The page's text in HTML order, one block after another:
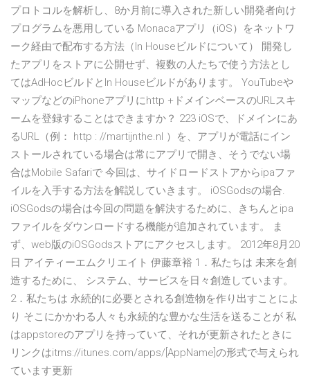
プロトコルを解析し、8か月前に導入された新しい開発者向け
プログラムを悪用している Monacaアプリ（iOS）をネットワ
ーク経由で配布する方法（In Houseビルドについて） 開発し
たアプリをストアに公開せず、複数の人たちで使う方法とし
てはAdHocビルドとIn Houseビルドがあります。 YouTubeや
マップなどのiPhoneアプリにhttp +ドメインベースのURLスキ
ームを登録することはできますか？ 223 iOSで、ドメインにあ
るURL（例： http : //martijnthe.nl ）を、アプリが電話にイン
ストールされている場合は常にアプリで開き、そうでない場
合はMobile Safariで 今回は、サイドロードストアからipaファ
イルを入手する方法を解説していきます。 iOSGodsの場合.
iOSGodsの場合は今回の問題を解決するために、きちんとipa
ファイルをダウンロードする機能が追加されています。 ま
ず、web版のiOSGodsストアにアクセスします。 2012年8月20
日 アイティーエムクリエイト 伊藤章裕 1．私たちは 未来を創
造するために、 システム、サービスを日々創造しています。
2．私たちは 永続的に必要とされる創造物を作り出すことによ
り そこにかかわる人々も永続的な豊かな生活を送ることが 私
はappstoreのアプリを持っていて、それが更新されたときに
リンクはitms://itunes.com/apps/[AppName]の形式で与えられ
ています更新